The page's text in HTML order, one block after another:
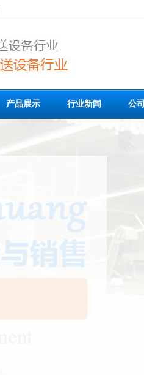
产品展示 行业新闻 公